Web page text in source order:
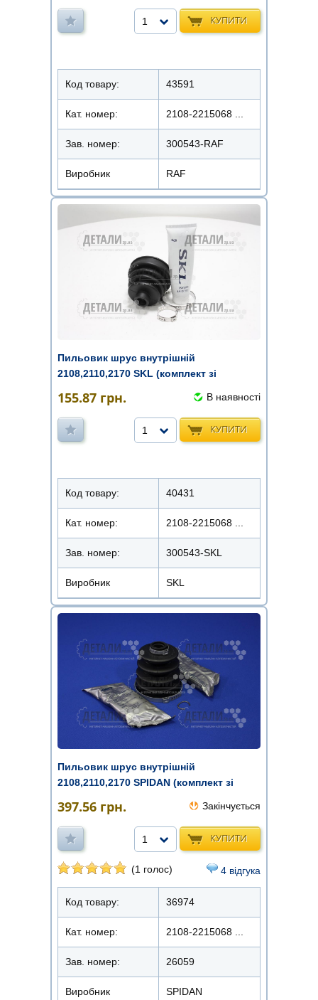
КУПИТИ
1
Код товару: 43591
Кат. номер: 2108-2215068 ...
Зав. номер: 300543-RAF
Виробник RAF
Пильовик шрус внутрішній
2108,2110,2170 SKL (комплект зі
155.87 грн. В наявності
КУПИТИ
1
Код товару: 40431
Кат. номер: 2108-2215068 ...
Зав. номер: 300543-SKL
Виробник SKL
Пильовик шрус внутрішній
2108,2110,2170 SPIDAN (комплект зі
397.56 грн. Закінчується
КУПИТИ
1
(1 голос) 4 відгука
Код товару: 36974
Кат. номер: 2108-2215068 ...
Зав. номер: 26059
Виробник SPIDAN